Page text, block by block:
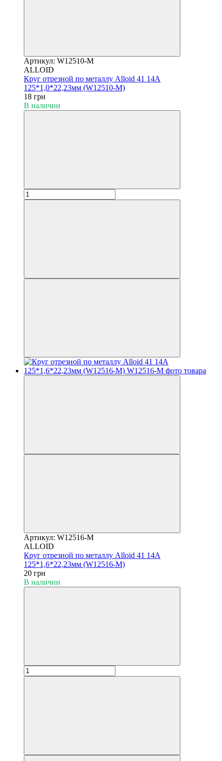
Артикул: W12510-M
ALLOID
Круг отрезной по металлу Alloid 41 14А
125*1,0*22,23мм (W12510-M)
18 грн
В наличии
Артикул: W12516-M
ALLOID
Круг отрезной по металлу Alloid 41 14А
125*1,6*22,23мм (W12516-M)
20 грн
В наличии